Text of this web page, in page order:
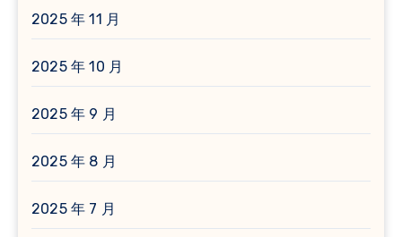
2025 年 11 月
2025 年 10 月
2025 年 9 月
2025 年 8 月
2025 年 7 月